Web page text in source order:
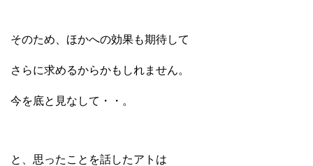
そのため、ほかへの効果も期待して
さらに求めるからかもしれません。
今を底と見なして・・。
と、思ったことを話したアトは